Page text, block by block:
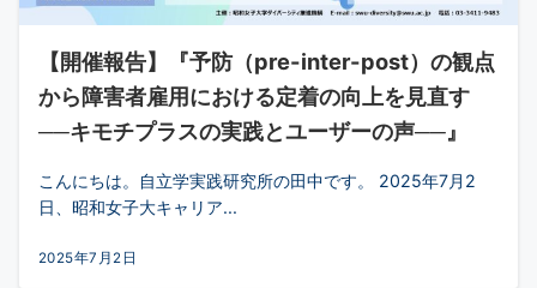
【開催報告】『予防（pre-inter-post）の観点
から障害者雇用における定着の向上を見直す
──キモチプラスの実践とユーザーの声──』
こんにちは。自立学実践研究所の田中です。 2025年7月2
日、昭和女子大キャリア...
2025年7月2日